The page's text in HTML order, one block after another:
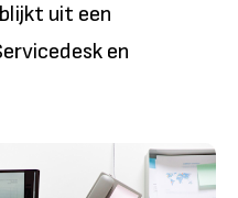
uit een
en